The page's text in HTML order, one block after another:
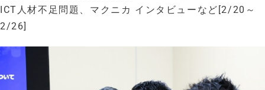
ICT人材不足問題、マクニカ インタビューなど[2/20～
2/26]